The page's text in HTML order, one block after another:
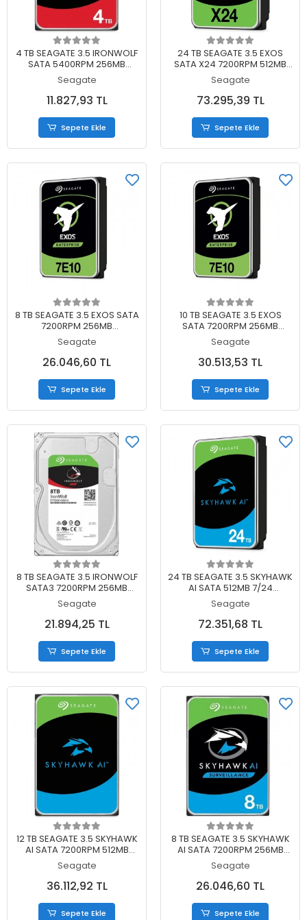
Sepete Ekle
4 TB SEAGATE 3.5 IRONWOLF
SATA 5400RPM 256MB
ST4000VN006 (3 YIL RESMI
DIST GARANTILI)
Seagate
11.827,93 TL
Sepete Ekle
Sepete Ekle
24 TB SEAGATE 3.5 EXOS
SATA X24 7200RPM 512MB
ST24000NM002H (5 YIL
RESMI DIST GARANTILI)
Seagate
73.295,39 TL
Sepete Ekle
Sepete Ekle
8 TB SEAGATE 3.5 EXOS SATA
7200RPM 256MB
ST8000NM017B (5 YIL RESMI
DIST GARANTILI)
Seagate
26.046,60 TL
Sepete Ekle
Sepete Ekle
10 TB SEAGATE 3.5 EXOS
SATA 7200RPM 256MB
ST10000NM017B (5 YIL RESMI
DIST GARANTILI)
Seagate
30.513,53 TL
Sepete Ekle
Sepete Ekle
8 TB SEAGATE 3.5 IRONWOLF
SATA3 7200RPM 256MB
ST8000VN004 (3 YIL RESMI
DIST GARANTILI)
Seagate
21.894,25 TL
Sepete Ekle
Sepete Ekle
24 TB SEAGATE 3.5 SKYHAWK
AI SATA 512MB 7/24
GUVENLIK ST24000VE002 (5
YIL RESMI DIST GARANTILI)
Seagate
72.351,68 TL
Sepete Ekle
Sepete Ekle
12 TB SEAGATE 3.5 SKYHAWK
AI SATA 7200RPM 512MB
7/24 GUVENLIK
ST12000VE003 (5 YIL RESMI
DIST GARANTILI)
Seagate
36.112,92 TL
Sepete Ekle
Sepete Ekle
8 TB SEAGATE 3.5 SKYHAWK
AI SATA 7200RPM 256MB
7/24 GUVENLIK ST8000VE001
(5 YIL RESMI DIST GARANTILI)
Seagate
26.046,60 TL
Sepete Ekle